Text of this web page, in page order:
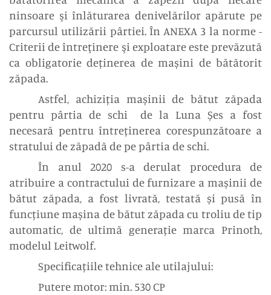
ninsoare şi înlăturarea denivelărilor apărute pe
parcursul utilizării pârtiei. În ANEXA 3 la norme -
Criterii de întreţinere şi exploatare este prevăzută
ca obligatorie deținerea de mașini de bătătorit
zăpada.
Astfel, achiziția mașinii de bătut zăpada
pentru pârtia de schi de la Luna Șes a fost
necesară pentru întreținerea corespunzătoare a
stratului de zăpadă de pe pârtia de schi.
În anul 2020 s-a derulat procedura de
atribuire a contractului de furnizare a mașinii de
bătut zăpada, a fost livrată, testată și pusă în
funcțiunemașina de bătut zăpada cu troliu de tip
automatic, de ultimă generație marca Prinoth,
modelul Leitwolf.
Specificațiile tehnice ale utilajului:
Putere motor: min. 530 CP